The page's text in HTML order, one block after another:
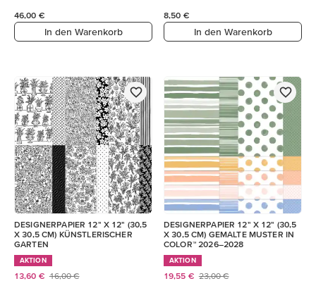
46,00 €
In den Warenkorb
8,50 €
In den Warenkorb
DESIGNERPAPIER 12" X 12" (30,5
X 30,5 CM) KÜNSTLERISCHER
GARTEN
AKTION
13,60 € 16,00 €
DESIGNERPAPIER 12" X 12" (30,5
X 30,5 CM) GEMALTE MUSTER IN
COLOR™ 2026–2028
AKTION
19,55 € 23,00 €